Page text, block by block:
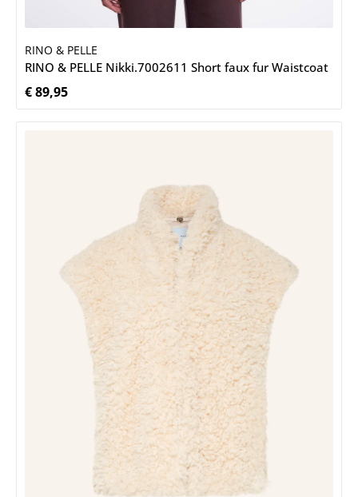
RINO & PELLE
RINO & PELLE Nikki.7002611 Short faux fur Waistcoat
Normale prijs:
€ 89,95